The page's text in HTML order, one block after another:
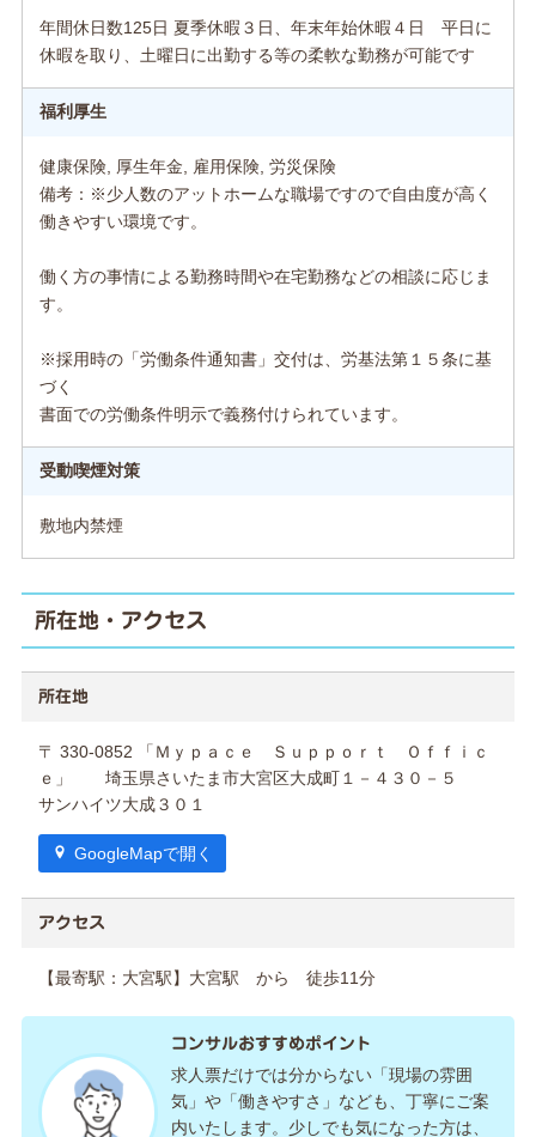
年間休日数125日 夏季休暇３日、年末年始休暇４日 平日に
休暇を取り、土曜日に出勤する等の柔軟な勤務が可能です
福利厚生
健康保険, 厚生年金, 雇用保険, 労災保険
備考：※少人数のアットホームな職場ですので自由度が高く
働きやすい環境です。
働く方の事情による勤務時間や在宅勤務などの相談に応じま
す。
※採用時の「労働条件通知書」交付は、労基法第１５条に基
づく
書面での労働条件明示で義務付けられています。
受動喫煙対策
敷地内禁煙
所在地・アクセス
所在地
〒 330-0852 「Ｍｙｐａｃｅ Ｓｕｐｐｏｒｔ Ｏｆｆｉｃ
ｅ」 埼玉県さいたま市大宮区大成町１－４３０－５
サンハイツ大成３０１
GoogleMapで開く
アクセス
【最寄駅：大宮駅】大宮駅 から 徒歩11分
コンサルおすすめポイント
求人票だけでは分からない「現場の雰囲
気」や「働きやすさ」なども、丁寧にご案
内いたします。少しでも気になった方は、